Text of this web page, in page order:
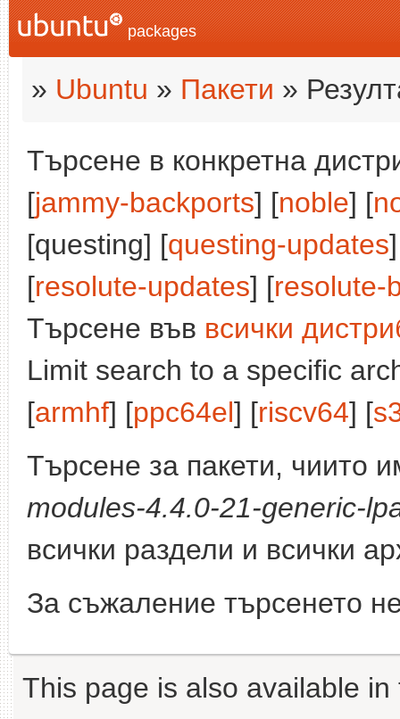
packages
» Ubuntu » Пакети »
Търсене в конкретна
[jammy-backports] [noble] [
[questing] [questing-updates
[resolute-updates] [resolute-
Търсене във всички
Limit search to a specific
[armhf] [ppc64el] [riscv64] [
Търсене за пакети, чиито
modules-4.4.0-21-generic-
всички раздели и всички
За съжаление търсенето
This page is also available